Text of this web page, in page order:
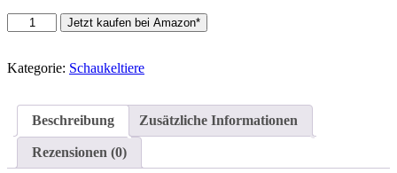
Gerardo`S
Plüsch-
mit
Kleinkinder.
Schaukeltier
für
Jetzt kaufen bei Amazon*
Kategorie: Schaukeltiere
Beschreibung Zusätzliche Informationen
Rezensionen (0)